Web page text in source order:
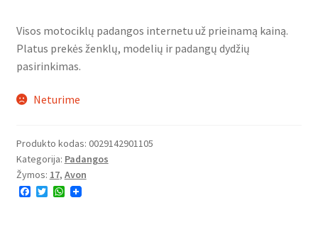
Visos motociklų padangos internetu už prieinamą kainą.
Platus prekės ženklų, modelių ir padangų dydžių
pasirinkimas.
Neturime
Produkto kodas: 0029142901105
Kategorija: Padangos
Žymos: 17, Avon
F
T
W